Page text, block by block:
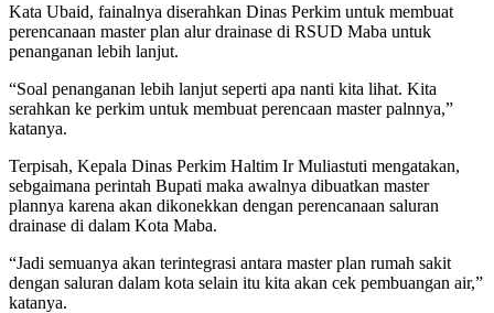
Kata Ubaid, fainalnya diserahkan Dinas Perkim untuk membuat
perencanaan master plan alur drainase di RSUD Maba untuk
penanganan lebih lanjut.
“Soal penanganan lebih lanjut seperti apa nanti kita lihat. Kita
serahkan ke perkim untuk membuat perencaan master palnnya,”
katanya.
Terpisah, Kepala Dinas Perkim Haltim Ir Muliastuti mengatakan,
sebgaimana perintah Bupati maka awalnya dibuatkan master
plannya karena akan dikonekkan dengan perencanaan saluran
drainase di dalam Kota Maba.
“Jadi semuanya akan terintegrasi antara master plan rumah sakit
dengan saluran dalam kota selain itu kita akan cek pembuangan air,”
katanya.